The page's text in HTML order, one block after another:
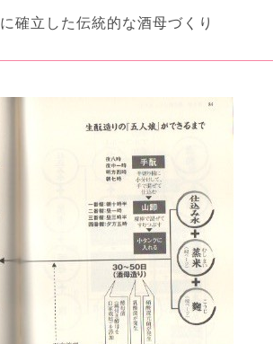
確立した伝統的な酒母づくり